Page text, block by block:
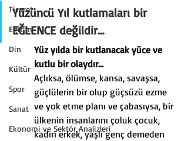
Ticaret
Eğitim
Din
Kültür
Spor
Sanat
Ekonomi ve Sektör Analizleri
Yüzüncü Yıl kutlamaları bir
EĞLENCE değildir…
Yüz yılda bir kutlanacak yüce ve
kutlu bir olaydır…
Açlıksa, ölümse, kansa, savaşsa,
güçlülerin bir olup güçsüzü ezme
ve yok etme planı ve çabasıysa, bir
ülkenin insanlarını çoluk çocuk,
kadın erkek, yaşlı genç demeden